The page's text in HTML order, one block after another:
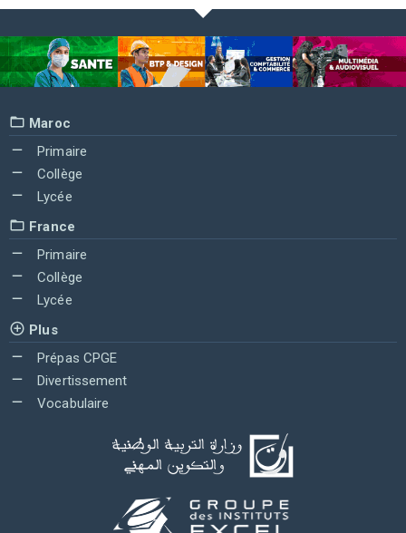
Maroc
Primaire
Collège
Lycée
France
Primaire
Collège
Lycée
Plus
Prépas CPGE
Divertissement
Vocabulaire